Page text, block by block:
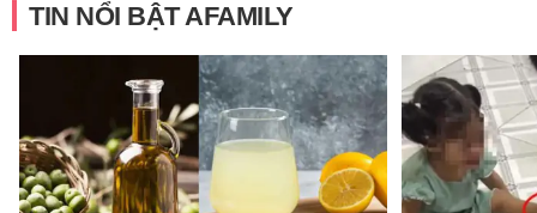
TIN NỔI BẬT AFAMILY